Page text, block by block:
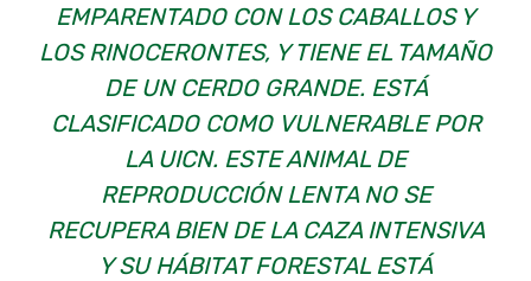
EMPARENTADO CON LOS CABALLOS Y
LOS RINOCERONTES, Y TIENE EL TAMAÑO
DE UN CERDO GRANDE. ESTÁ
CLASIFICADO COMO VULNERABLE POR
LA UICN. ESTE ANIMAL DE
REPRODUCCIÓN LENTA NO SE
RECUPERA BIEN DE LA CAZA INTENSIVA
Y SU HÁBITAT FORESTAL ESTÁ